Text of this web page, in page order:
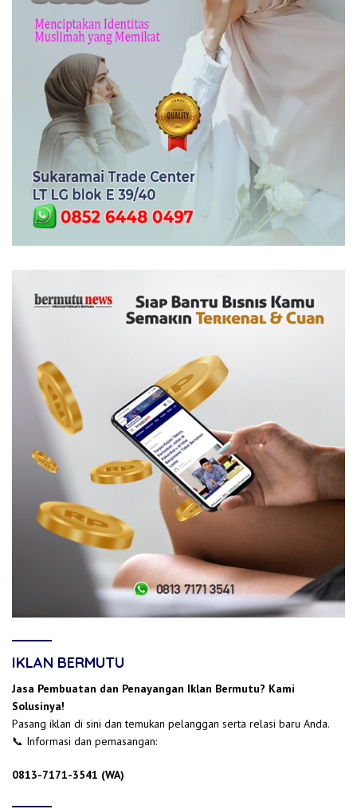
IKLAN BERMUTU
Jasa Pembuatan dan Penayangan Iklan Bermutu? Kami
Solusinya!
Pasang iklan di sini dan temukan pelanggan serta relasi baru Anda.
📞 Informasi dan pemasangan:
0813-7171-3541 (WA)